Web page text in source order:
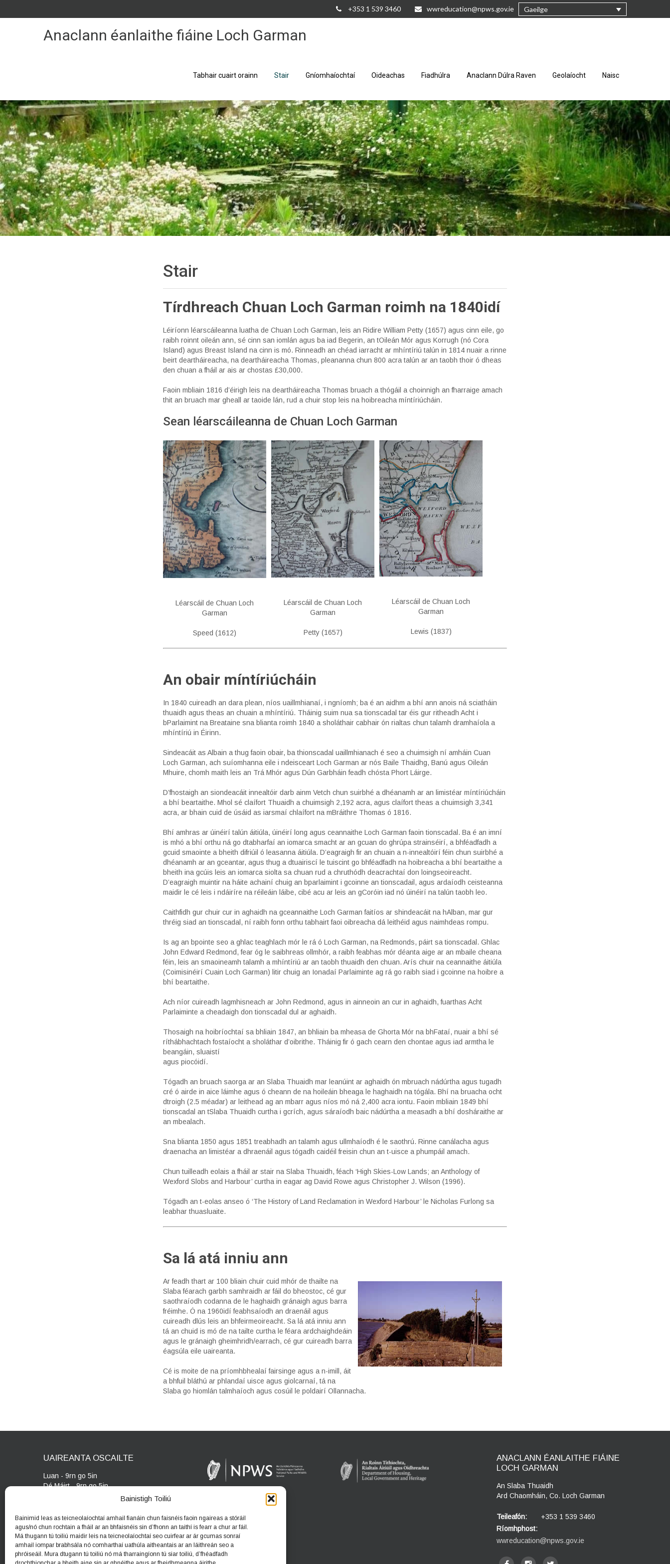
Bainistigh Toiliú
Bainimid leas as teicneolaíochtaí amhail fianáin chun faisnéis faoin ngaireas a stóráil
agus/nó chun rochtain a fháil ar an bhfaisnéis sin d’fhonn an taithí is fearr a chur ar fáil.
Má thugann tú toiliú maidir leis na teicneolaíochtaí seo cuirfear ar ár gcumas sonraí
amhail iompar brabhsála nó comharthaí uathúla aitheantais ar an láithreán seo a
phróiseáil. Mura dtugann tú toiliú nó má tharraingíonn tú siar toiliú, d’fhéadfadh
+353 1 539 3460 wwreducation@npws.gov.ie Gaeilge
Anaclann éanlaithe fiáine Loch Garman
Tabhair cuairt orainn Stair Gníomhaíochtaí Oideachas Fiadhúlra Anaclann Dúlra Raven Geolaíocht Naisc
Stair
Tírdhreach Chuan Loch Garman roimh na 1840idí
Léiríonn léarscáileanna luatha de Chuan Loch Garman, leis an Ridire William Petty (1657) agus cinn eile, go
raibh roinnt oileán ann, sé cinn san iomlán agus ba iad Begerin, an tOileán Mór agus Korrugh (nó Cora
Island) agus Breast Island na cinn is mó. Rinneadh an chéad iarracht ar mhíntíriú talún in 1814 nuair a rinne
beirt deartháireacha, na deartháireacha Thomas, pleananna chun 800 acra talún ar an taobh thoir ó dheas
den chuan a fháil ar ais ar chostas £30,000.
Faoin mbliain 1816 d’éirigh leis na deartháireacha Thomas bruach a thógáil a choinnigh an fharraige amach
thit an bruach mar gheall ar taoide lán, rud a chuir stop leis na hoibreacha míntíriúcháin.
Sean léarscáileanna de Chuan Loch Garman
Léarscáil de Chuan Loch
Garman
Speed (1612)
Léarscáil de Chuan Loch
Garman
Petty (1657)
Léarscáil de Chuan Loch
Garman
Lewis (1837)
An obair míntíriúcháin
In 1840 cuireadh an dara plean, níos uaillmhianaí, i ngníomh; ba é an aidhm a bhí ann anois ná sciatháin
thuaidh agus theas an chuain a mhíntíriú. Tháinig suim nua sa tionscadal tar éis gur ritheadh Acht i
bParlaimint na Breataine sna blianta roimh 1840 a sholáthair cabhair ón rialtas chun talamh dramhaíola a
mhíntíriú in Éirinn.
Sindeacáit as Albain a thug faoin obair, ba thionscadal uaillmhianach é seo a chuimsigh ní amháin Cuan
Loch Garman, ach suíomhanna eile i ndeisceart Loch Garman ar nós Baile Thaidhg, Banú agus Oileán
Mhuire, chomh maith leis an Trá Mhór agus Dún Garbháin feadh chósta Phort Láirge.
D’fhostaigh an siondeacáit innealtóir darb ainm Vetch chun suirbhé a dhéanamh ar an limistéar míntíriúcháin
a bhí beartaithe. Mhol sé claífort Thuaidh a chuimsigh 2,192 acra, agus claífort theas a chuimsigh 3,341
acra, ar bhain cuid de úsáid as iarsmaí chlaífort na mBráithre Thomas ó 1816.
Bhí amhras ar úinéirí talún áitiúla, úinéirí long agus ceannaithe Loch Garman faoin tionscadal. Ba é an imní
is mhó a bhí orthu ná go dtabharfaí an iomarca smacht ar an gcuan do ghrúpa strainséirí, a bhféadfadh a
gcuid smaointe a bheith difriúil ó leasanna áitiúla. D’eagraigh fir an chuain a n-innealtóirí féin chun suirbhé a
dhéanamh ar an gceantar, agus thug a dtuairiscí le tuiscint go bhféadfadh na hoibreacha a bhí beartaithe a
bheith ina gcúis leis an iomarca siolta sa chuan rud a chruthódh deacrachtaí don loingseoireacht.
D’eagraigh muintir na háite achainí chuig an bparlaimint i gcoinne an tionscadail, agus ardaíodh ceisteanna
maidir le cé leis i ndáiríre na réileáin láibe, cibé acu ar leis an gCoróin iad nó úinéirí na talún taobh leo.
Caithfidh gur chuir cur in aghaidh na gceannaithe Loch Garman faitíos ar shindeacáit na hAlban, mar gur
thréig siad an tionscadal, ní raibh fonn orthu tabhairt faoi oibreacha dá leithéid agus naimhdeas rompu.
Is ag an bpointe seo a ghlac teaghlach mór le rá ó Loch Garman, na Redmonds, páirt sa tionscadal. Ghlac
John Edward Redmond, fear óg le saibhreas ollmhór, a raibh feabhas mór déanta aige ar an mbaile cheana
féin, leis an smaoineamh talamh a mhíntíriú ar an taobh thuaidh den chuan. Arís chuir na ceannaithe áitiúla
(Coimisinéirí Cuain Loch Garman) litir chuig an Ionadaí Parlaiminte ag rá go raibh siad i gcoinne na hoibre a
bhí beartaithe.
Ach níor cuireadh lagmhisneach ar John Redmond, agus in ainneoin an cur in aghaidh, fuarthas Acht
Parlaiminte a cheadaigh don tionscadal dul ar aghaidh.
Thosaigh na hoibríochtaí sa bhliain 1847, an bhliain ba mheasa de Ghorta Mór na bhFataí, nuair a bhí sé
ríthábhachtach fostaíocht a sholáthar d’oibrithe. Tháinig fir ó gach cearn den chontae agus iad armtha le
beangáin, sluaistí
agus piocóidí.
Tógadh an bruach saorga ar an Slaba Thuaidh mar leanúint ar aghaidh ón mbruach nádúrtha agus tugadh
cré ó airde in aice láimhe agus ó cheann de na hoileáin bheaga le haghaidh na tógála. Bhí na bruacha ocht
dtroigh (2.5 méadar) ar leithead ag an mbarr agus níos mó ná 2,400 acra iontu. Faoin mbliain 1849 bhí
tionscadal an tSlaba Thuaidh curtha i gcrích, agus sáraíodh baic nádúrtha a measadh a bhí dosháraithe ar
an mbealach.
Sna blianta 1850 agus 1851 treabhadh an talamh agus ullmhaíodh é le saothrú. Rinne canálacha agus
draenacha an limistéar a dhraenáil agus tógadh caidéil freisin chun an t-uisce a phumpáil amach.
Chun tuilleadh eolais a fháil ar stair na Slaba Thuaidh, féach ‘High Skies-Low Lands; an Anthology of
Wexford Slobs and Harbour’ curtha in eagar ag David Rowe agus Christopher J. Wilson (1996).
Tógadh an t-eolas anseo ó ‘The History of Land Reclamation in Wexford Harbour’ le Nicholas Furlong sa
leabhar thuasluaite.
Sa lá atá inniu ann
Ar feadh thart ar 100 bliain chuir cuid mhór de thailte na
Slaba féarach garbh samhraidh ar fáil do bheostoc, cé gur
saothraíodh codanna de le haghaidh gránaigh agus barra
fréimhe. Ó na 1960idí feabhsaíodh an draenáil agus
cuireadh dlús leis an bhfeirmeoireacht. Sa lá atá inniu ann
tá an chuid is mó de na tailte curtha le féara ardchaighdeáin
agus le gránaigh gheimhridh/earrach, cé gur cuireadh barra
éagsúla eile uaireanta.
Cé is moite de na príomhbhealaí fairsinge agus a n-imill, áit
a bhfuil bláthú ar phlandaí uisce agus giolcarnaí, tá na
Slaba go hiomlán talmhaíoch agus cosúil le poldairí Ollannacha.
UAIREANTA OSCAILTE
Luan - 9rn go 5in
Dé Máirt - 9rn go 5in
Dé hAoine - 9rn go 5in
Dé Sathairn - 9rn go 5in
Dé Domhnaigh - 9rn go 5in
ANACLANN ÉANLAITHE FIÁINE
LOCH GARMAN
An Slaba Thuaidh
Ard Chaomháin, Co. Loch Garman
Teileafón:
+353 1 539 3460
Ríomhphost:
wwreducation@npws.gov.ie